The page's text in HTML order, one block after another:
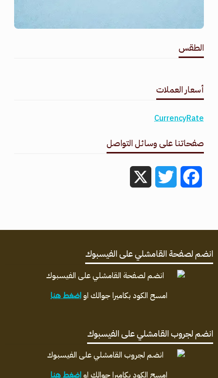
الطقس
أسعار العملات
CurrencyRate
صفحاتنا على وسائل التواصل
Facebook
Twitter
انضم لصفحة القامشلي على الفيسبوك
امسح الكود بكاميرا جوالك اواضغط هنا
انضم لجروب القامشلي على الفيسبوك
امسح الكود بكاميرا جوالك اواضغط هنا